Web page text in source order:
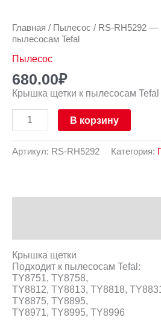
Главная / Пылесос / RS-RH5292 —
пылесосам Tefal
Пылесос
680.00₽
Крышка щетки к пылесосам
В корзину
Артикул: RS-RH5292 Категория:
Крышка щетки
Подходит к пылесосам Tefal:
TY8751, TY8758,
TY8812, TY8813, TY8818,
TY8875, TY8895,
TY8971, TY8995, TY8996